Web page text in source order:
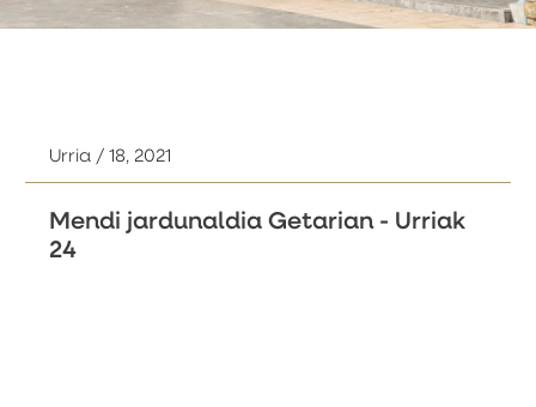
Urria / 18, 2021
Mendi jardunaldia Getarian - Urriak
24